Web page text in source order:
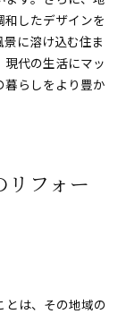
したデザインを
に溶け込む住ま
代の生活にマッ
暮らしをより豊か
リフォー
とは、その地域の